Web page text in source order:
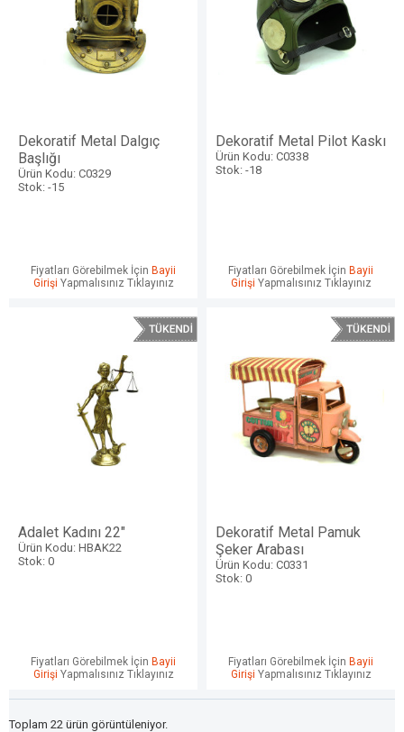
Dekoratif Metal Dalgıç
Başlığı
Ürün Kodu: C0329
Stok: -15
Fiyatları Görebilmek İçin Bayii
Girişi Yapmalısınız Tıklayınız
Dekoratif Metal Pilot Kaskı
Ürün Kodu: C0338
Stok: -18
Fiyatları Görebilmek İçin Bayii
Girişi Yapmalısınız Tıklayınız
Adalet Kadını 22"
Ürün Kodu: HBAK22
Stok: 0
Fiyatları Görebilmek İçin Bayii
Girişi Yapmalısınız Tıklayınız
Dekoratif Metal Pamuk
Şeker Arabası
Ürün Kodu: C0331
Stok: 0
Fiyatları Görebilmek İçin Bayii
Girişi Yapmalısınız Tıklayınız
Toplam 22 ürün görüntüleniyor.